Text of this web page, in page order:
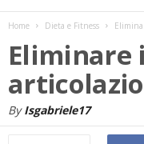
Home Dieta e Fitness
Eliminare
By Isgabriele17